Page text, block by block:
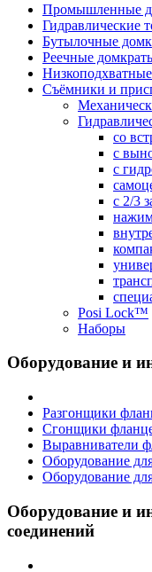
Промышленные
Гидравлические
Бутылочные
Реечные
Съёмники и
cо
с
с
с 2/3
Posi Lock™
Наборы
Оборудование и
Разгонщики
Сгонщики
Выравниватели
Оборудование
Оборудование
Оборудование и
соединений